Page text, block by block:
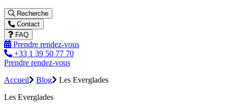
Recherche
Contact
FAQ
Prendre rendez-vous
+33 1 39 50 77 70
Prendre rendez-vous
Accueil
Blog
Les Everglades
Les Everglades